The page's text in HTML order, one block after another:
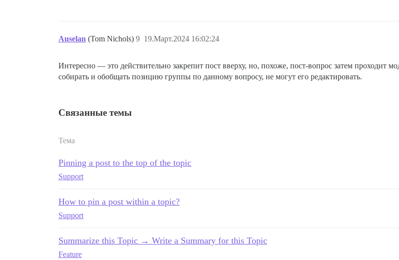
Auselan (Tom Nichols) 19.Март.2024 16:02:24
9
Интересно — это действительно закрепит пост вверху, но, похоже, пост-вопрос затем проходит
собирать и обобщать позицию группы по данному вопросу, не могут его редактировать.
Связанные темы
Тема
Pinning a post to the top of the topic
Support
How to pin a post within a topic?
Support
Summarize this Topic → Write a Summary for this Topic
Feature